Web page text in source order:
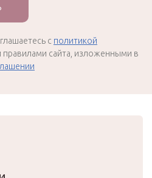
с политикой
правилами сайта, изложенными в